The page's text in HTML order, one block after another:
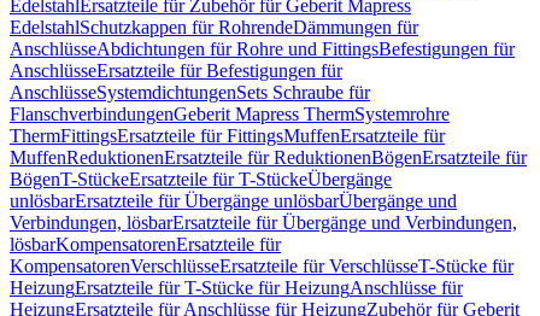
EdelstahlErsatzteile für Zubehör für Geberit Mapress
EdelstahlSchutzkappen für RohrendeDämmungen für
AnschlüsseAbdichtungen für Rohre und FittingsBefestigungen für
AnschlüsseErsatzteile für Befestigungen für
AnschlüsseSystemdichtungenSets Schraube für
FlanschverbindungenGeberit Mapress ThermSystemrohre
ThermFittingsErsatzteile für FittingsMuffenErsatzteile für
MuffenReduktionenErsatzteile für ReduktionenBögenErsatzteile für
BögenT-StückeErsatzteile für T-StückeÜbergänge
unlösbarErsatzteile für Übergänge unlösbarÜbergänge und
Verbindungen, lösbarErsatzteile für Übergänge und Verbindungen,
lösbarKompensatorenErsatzteile für
KompensatorenVerschlüsseErsatzteile für VerschlüsseT-Stücke für
HeizungErsatzteile für T-Stücke für HeizungAnschlüsse für
HeizungErsatzteile für Anschlüsse für HeizungZubehör für Geberit